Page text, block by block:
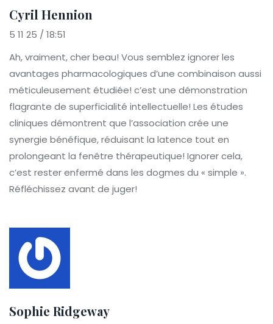
Cyril Hennion
5 11 25 / 18:51
Ah, vraiment, cher beau! Vous semblez ignorer les
avantages pharmacologiques d’une combinaison aussi
méticuleusement étudiée! c’est une démonstration
flagrante de superficialité intellectuelle! Les études
cliniques démontrent que l’association crée une
synergie bénéfique, réduisant la latence tout en
prolongeant la fenêtre thérapeutique! Ignorer cela,
c’est rester enfermé dans les dogmes du « simple ».
Réfléchissez avant de juger!
Sophie Ridgeway